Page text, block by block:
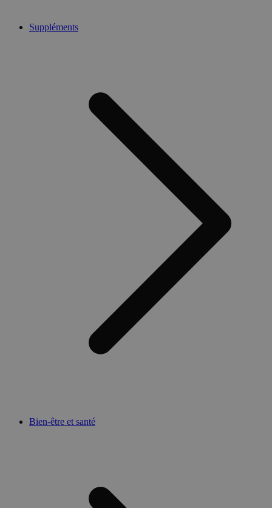
Suppléments
Bien-être et santé